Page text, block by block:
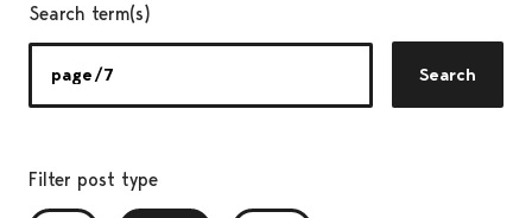
Search term(s)
Search
Filter post type